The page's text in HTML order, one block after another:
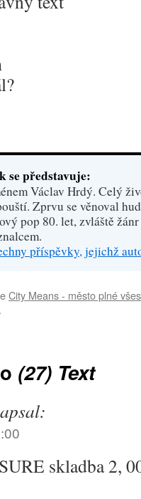
se představuje:
Václav Hrdý. Celý
Zprvu se věnoval
pop 80. let, zvláště
příspěvky, jejichž
City Means - město plné
(27) Text
skladba 2,